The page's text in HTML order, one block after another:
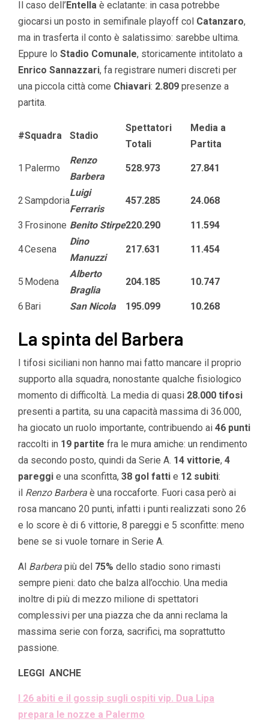
Il caso dell’Entella è eclatante: in casa potrebbe
giocarsi un posto in semifinale playoff col Catanzaro,
ma in trasferta il conto è salatissimo: sarebbe ultima.
Eppure lo Stadio Comunale, storicamente intitolato a
Enrico Sannazzari, fa registrare numeri discreti per
una piccola città come Chiavari: 2.809 presenze a
partita.
#Squadra Stadio
Spettatori
Totali
Media a
Partita
1 Palermo
Renzo
Barbera
528.973 27.841
2Sampdoria
Luigi
Ferraris
457.285 24.068
3 Frosinone Benito Stirpe220.290 11.594
4Cesena
Dino
Manuzzi
217.631 11.454
5 Modena
Alberto
Braglia
204.185 10.747
6 Bari San Nicola 195.099 10.268
La spinta del Barbera
I tifosi siciliani non hanno mai fatto mancare il proprio
supporto alla squadra, nonostante qualche fisiologico
momento di difficoltà. La media di quasi 28.000 tifosi
presenti a partita, su una capacità massima di 36.000,
ha giocato un ruolo importante, contribuendo ai 46 punti
raccolti in 19 partite fra le mura amiche: un rendimento
da secondo posto, quindi da Serie A. 14 vittorie, 4
pareggi e una sconfitta, 38 gol fatti e 12 subiti:
il Renzo Barbera è una roccaforte. Fuori casa però ai
rosa mancano 20 punti, infatti i punti realizzati sono 26
e lo score è di 6 vittorie, 8 pareggi e 5 sconfitte: meno
bene se si vuole tornare in Serie A.
Al Barbera più del 75% dello stadio sono rimasti
sempre pieni: dato che balza all’occhio. Una media
inoltre di più di mezzo milione di spettatori
complessivi per una piazza che da anni reclama la
massima serie con forza, sacrifici, ma soprattutto
passione.
LEGGI ANCHE
I 26 abiti e il gossip sugli ospiti vip. Dua Lipa
prepara le nozze a Palermo